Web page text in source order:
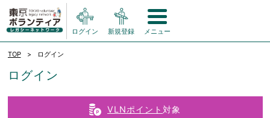
ログイン 新規登録 メニュー
TOP ログイン
ログイン
VLNポイント 対象